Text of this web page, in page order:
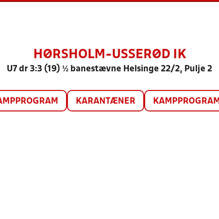
HØRSHOLM-USSERØD IK
U7 dr 3:3 (19) ½ banestævne Helsinge 22/2, Pulje 2
KARANTÆNER